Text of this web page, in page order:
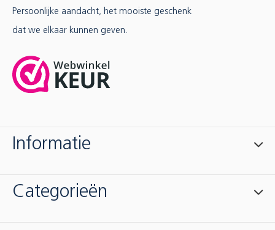
Persoonlijke aandacht, het mooiste geschenk
dat we elkaar kunnen geven.
Informatie
Categorieën